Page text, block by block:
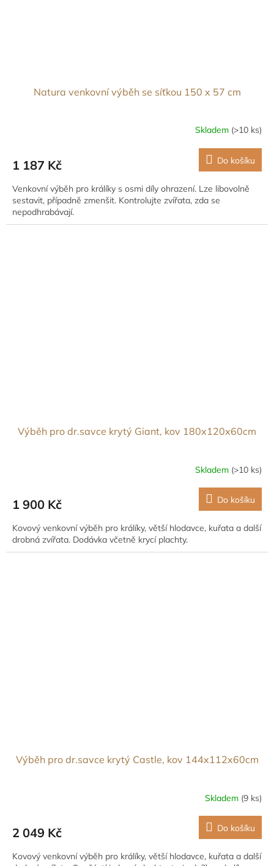
Natura venkovní výběh se síťkou 150 x 57 cm
Skladem (>10 ks)
1 187 Kč Do košíku
Venkovní výběh pro králíky s osmi díly ohrazení. Lze libovolně
sestavit, případně zmenšit. Kontrolujte zvířata, zda se
nepodhrabávají.
Výběh pro dr.savce krytý Giant, kov 180x120x60cm
Skladem (>10 ks)
1 900 Kč Do košíku
Kovový venkovní výběh pro králíky, větší hlodavce, kuřata a další
drobná zvířata. Dodávka včetně krycí plachty.
Výběh pro dr.savce krytý Castle, kov 144x112x60cm
Skladem (9 ks)
2 049 Kč Do košíku
Kovový venkovní výběh pro králíky, větší hlodavce, kuřata a další